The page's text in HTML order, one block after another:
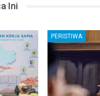
Ini
PERISTIWA